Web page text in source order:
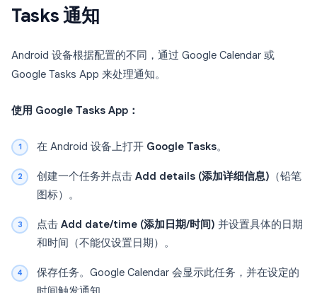
Tasks 通知
Android 设备根据配置的不同，通过 Google Calendar 或
Google Tasks App 来处理通知。
使用 Google Tasks App：
在 Android 设备上打开 Google Tasks。
创建一个任务并点击 Add details (添加详细信息) （铅笔
图标）。
点击 Add date/time (添加日期/时间) 并设置具体的日期
和时间（不能仅设置日期）。
保存任务。Google Calendar 会显示此任务，并在设定的